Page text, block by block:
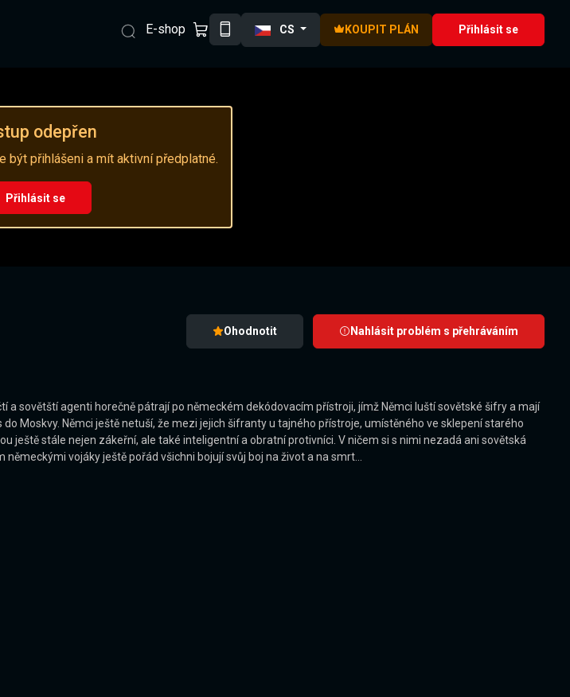
E-shop CS KOUPIT PLÁN Přihlásit se
odepřen
být přihlášeni a mít aktivní předplatné.
Přihlásit se
Ohodnotit Nahlásit problém s přehráváním
sovětští agenti horečně pátrají po německém dekódovacím přístroji, jímž Němci luští sovětské šifry a mají
Moskvy. Němci ještě netuší, že mezi jejich šifranty u tajného přístroje, umístěného ve sklepení starého
ještě stále nejen zákeřní, ale také inteligentní a obratní protivníci. V ničem si s nimi nezadá ani sovětská
vojáky ještě pořád všichni bojují svůj boj na život a na smrt…